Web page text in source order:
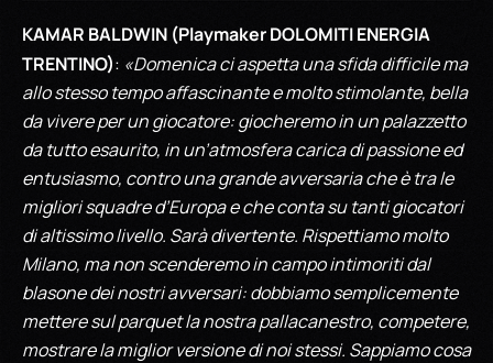
KAMAR BALDWIN (Playmaker DOLOMITI ENERGIA
TRENTINO): «Domenica ci aspetta una sfida difficile ma
allo stesso tempo affascinante e molto stimolante, bella
da vivere per un giocatore: giocheremo in un palazzetto
da tutto esaurito, in un’atmosfera carica di passione ed
entusiasmo, contro una grande avversaria che è tra le
migliori squadre d’Europa e che conta su tanti giocatori
di altissimo livello. Sarà divertente. Rispettiamo molto
Milano, ma non scenderemo in campo intimoriti dal
blasone dei nostri avversari: dobbiamo semplicemente
mettere sul parquet la nostra pallacanestro, competere,
mostrare la miglior versione di noi stessi. Sappiamo cosa